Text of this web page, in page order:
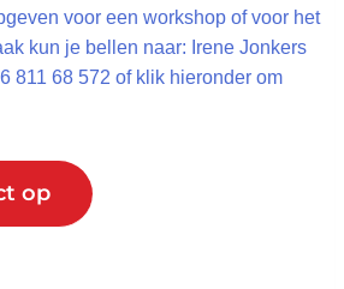
voor een workshop of voor het
kun je bellen naar: Irene Jonkers
811 68 572 of klik hieronder om
op